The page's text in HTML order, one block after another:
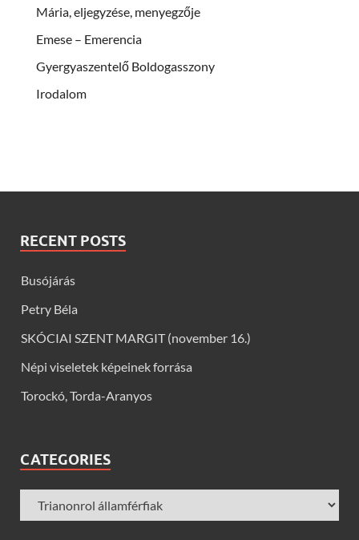
Mária, eljegyzése, menyegzője
Emese – Emerencia
Gyergyaszentelő Boldogasszony
Irodalom
RECENT POSTS
Busójárás
Petry Béla
SKÓCIAI SZENT MARGIT (november 16.)
Népi viseletek képeinek forrása
Torockó, Torda-Aranyos
CATEGORIES